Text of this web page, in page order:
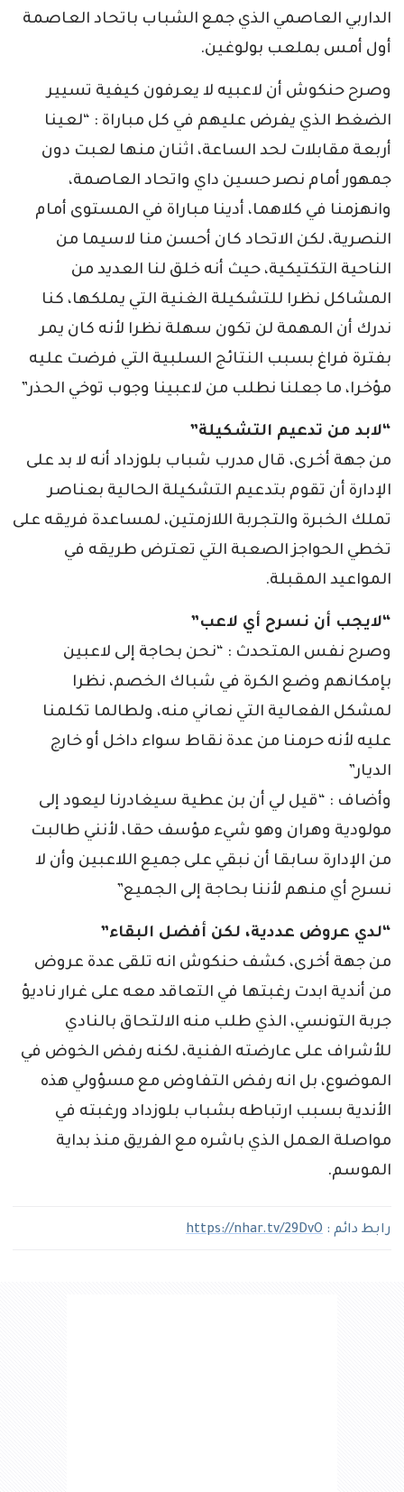
الداربي العاصمي الذي جمع الشباب باتحاد العاصمة
أول أمس بملعب بولوغين.
وصرح حنكوش أن لاعبيه لا يعرفون كيفية تسيير
الضغط الذي يفرض عليهم في كل مباراة : “لعينا
أربعة مقابلات لحد الساعة، اثنان منها لعبت دون
جمهور أمام نصر حسين داي واتحاد العاصمة،
وانهزمنا في كلاهما، أدينا مباراة في المستوى أمام
النصرية، لكن الاتحاد كان أحسن منا لاسيما من
الناحية التكتيكية، حيث أنه خلق لنا العديد من
المشاكل نظرا للتشكيلة الغنية التي يملكها، كنا
ندرك أن المهمة لن تكون سهلة نظرا لأنه كان يمر
بفترة فراغ بسبب النتائج السلبية التي فرضت عليه
مؤخرا، ما جعلنا نطلب من لاعبينا وجوب توخي الحذر”
“لابد من تدعيم التشكيلة”
من جهة أخرى، قال مدرب شباب بلوزداد أنه لا بد على
الإدارة أن تقوم بتدعيم التشكيلة الحالية بعناصر
تملك الخبرة والتجربة اللازمتين، لمساعدة فريقه على
تخطي الحواجز الصعبة التي تعترض طريقه في
المواعيد المقبلة.
“لايجب أن نسرح أي لاعب”
وصرح نفس المتحدث : “نحن بحاجة إلى لاعبين
بإمكانهم وضع الكرة في شباك الخصم، نظرا
لمشكل الفعالية التي نعاني منه، ولطالما تكلمنا
عليه لأنه حرمنا من عدة نقاط سواء داخل أو خارج
الديار”
وأضاف : “قيل لي أن بن عطية سيغادرنا ليعود إلى
مولودية وهران وهو شيء مؤسف حقا، لأنني طالبت
من الإدارة سابقا أن نبقي على جميع اللاعبين وأن لا
نسرح أي منهم لأننا بحاجة إلى الجميع”
“لدي عروض عددية، لكن أفضل البقاء”
من جهة أخرى، كشف حنكوش انه تلقى عدة عروض
من أندية ابدت رغبتها في التعاقد معه على غرار ناديؤ
جربة التونسي، الذي طلب منه الالتحاق بالنادي
للأشراف على عارضته الفنية، لكنه رفض الخوض في
الموضوع، بل انه رفض التفاوض مع مسؤولي هذه
الأندية بسبب ارتباطه بشباب بلوزداد ورغبته في
مواصلة العمل الذي باشره مع الفريق منذ بداية
الموسم.
رابط دائم : https://nhar.tv/29DvO